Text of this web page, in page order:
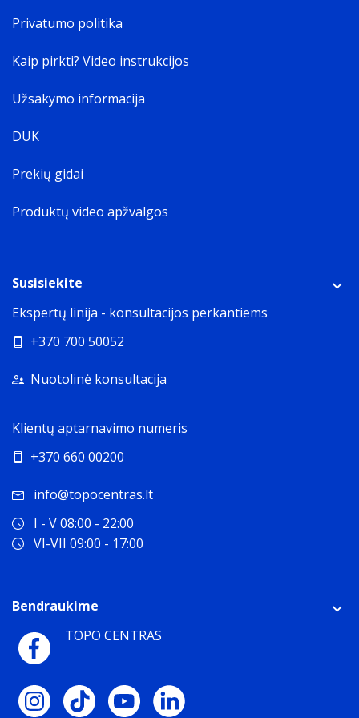
Privatumo politika
Kaip pirkti? Video instrukcijos
Užsakymo informacija
DUK
Prekių gidai
Produktų video apžvalgos
Susisiekite
Ekspertų linija - konsultacijos perkantiems
+370 700 50052
Nuotolinė konsultacija
Klientų aptarnavimo numeris
+370 660 00200
info@topocentras.lt
I - V 08:00 - 22:00
VI-VII 09:00 - 17:00
Bendraukime
TOPO CENTRAS